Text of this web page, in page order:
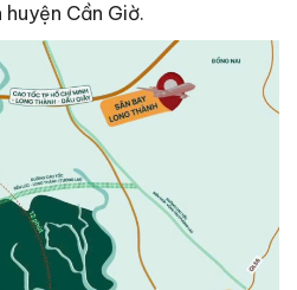
Cần Giờ.